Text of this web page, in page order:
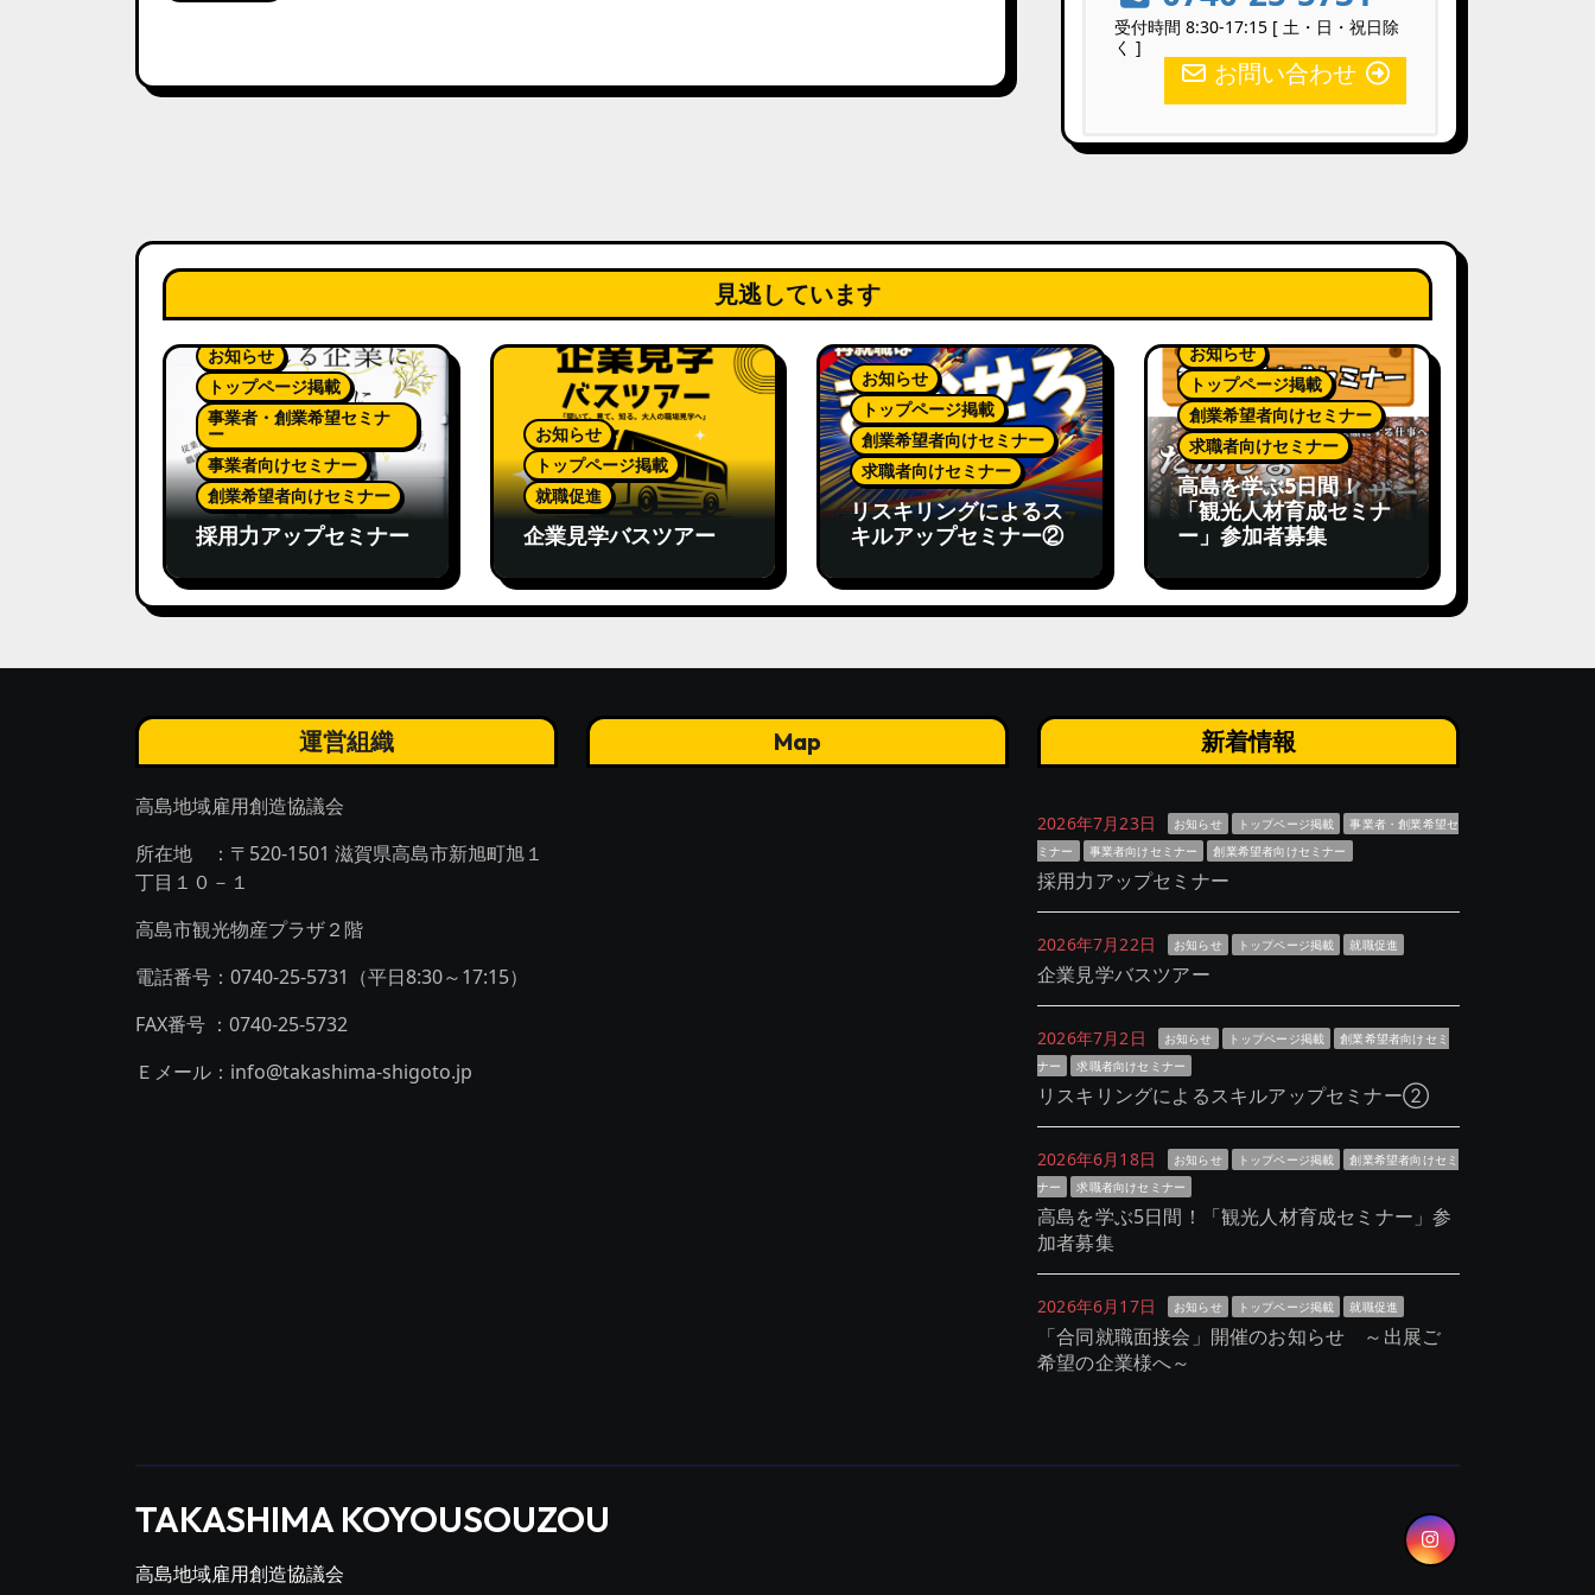
受付時間 8:30-17:15 [ 土・日・祝日除
く ]
お問い合わせ
見逃しています
お知らせ
トップページ掲載
事業者・創業希望セミナ
ー
事業者向けセミナー
創業希望者向けセミナー
採用力アップセミナー
お知らせ
トップページ掲載
就職促進
企業見学バスツアー
お知らせ
トップページ掲載
創業希望者向けセミナー
求職者向けセミナー
リスキリングによるス
キルアップセミナー②
お知らせ
トップページ掲載
創業希望者向けセミナー
求職者向けセミナー
高島を学ぶ5日間！
「観光人材育成セミナ
ー」参加者募集
運営組織
高島地域雇用創造協議会
所在地 ：〒520-1501 滋賀県高島市新旭町旭１
丁目１０－１
高島市観光物産プラザ２階
電話番号：0740-25-5731（平日8:30～17:15）
FAX番号 ：0740-25-5732
Ｅメール：info@takashima-shigoto.jp
Map 新着情報
2026年7月23日 お知らせ トップページ掲載
事業者・創業希望セ
ミナー
事業者向けセミナー 創業希望者向けセミナー
採用力アップセミナー
2026年7月22日 お知らせ トップページ掲載 就職促進
企業見学バスツアー
2026年7月2日 お知らせ トップページ掲載
創業希望者向けセミ
ナー
求職者向けセミナー
リスキリングによるスキルアップセミナー②
2026年6月18日 お知らせ トップページ掲載
創業希望者向けセミ
ナー
求職者向けセミナー
高島を学ぶ5日間！「観光人材育成セミナー」参
加者募集
2026年6月17日 お知らせ トップページ掲載 就職促進
「合同就職面接会」開催のお知らせ ～出展ご
希望の企業様へ～
TAKASHIMA KOYOUSOUZOU
高島地域雇用創造協議会